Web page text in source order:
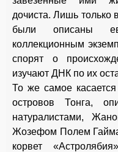
дочиста. Лишь только
были описаны
коллекционным
спорят о
изучают ДНК по их
То же самое касается
островов Тонга,
натуралистами,
Жозефом Полем
корвет